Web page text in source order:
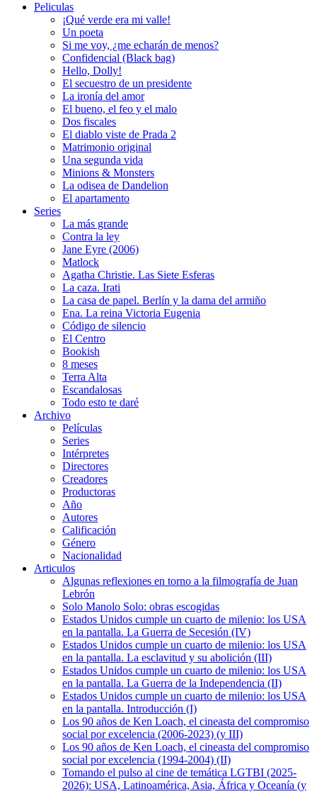
Peliculas
¡Qué verde era mi valle!
Un poeta
Si me voy, ¿me echarán de menos?
Confidencial (Black bag)
Hello, Dolly!
El secuestro de un presidente
La ironía del amor
El bueno, el feo y el malo
Dos fiscales
El diablo viste de Prada 2
Matrimonio original
Una segunda vida
Minions & Monsters
La odisea de Dandelion
El apartamento
Series
La más grande
Contra la ley
Jane Eyre (2006)
Matlock
Agatha Christie. Las Siete Esferas
La caza. Irati
La casa de papel. Berlín y la dama del armiño
Ena. La reina Victoria Eugenia
Código de silencio
El Centro
Bookish
8 meses
Terra Alta
Escandalosas
Todo esto te daré
Archivo
Películas
Series
Intérpretes
Directores
Creadores
Productoras
Año
Autores
Calificación
Género
Nacionalidad
Articulos
Algunas reflexiones en torno a la filmografía de Juan
Lebrón
Solo Manolo Solo: obras escogidas
Estados Unidos cumple un cuarto de milenio: los USA
en la pantalla. La Guerra de Secesión (IV)
Estados Unidos cumple un cuarto de milenio: los USA
en la pantalla. La esclavitud y su abolición (III)
Estados Unidos cumple un cuarto de milenio: los USA
en la pantalla. La Guerra de la Independencia (II)
Estados Unidos cumple un cuarto de milenio: los USA
en la pantalla. Introducción (I)
Los 90 años de Ken Loach, el cineasta del compromiso
social por excelencia (2006-2023) (y III)
Los 90 años de Ken Loach, el cineasta del compromiso
social por excelencia (1994-2004) (II)
Tomando el pulso al cine de temática LGTBI (2025-
2026): USA, Latinoamérica, Asia, África y Oceanía (y